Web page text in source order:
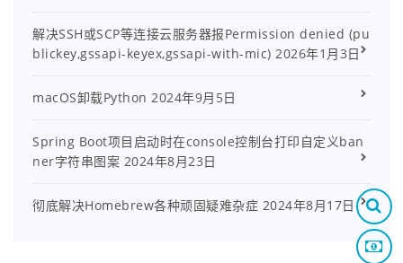
解决SSH或SCP等连接云服务器报Permission denied (pu
blickey,gssapi-keyex,gssapi-with-mic) 2026年1月3日
macOS卸载Python 2024年9月5日
Spring Boot项目启动时在console控制台打印自定义ban
ner字符串图案 2024年8月23日
彻底解决Homebrew各种顽固疑难杂症 2024年8月17日